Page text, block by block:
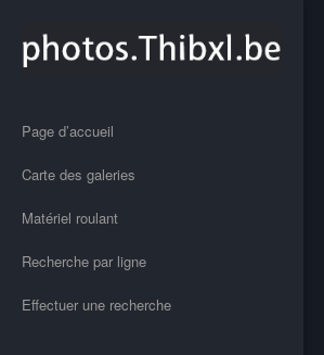
Page d’accueil
Carte des galeries
Matériel roulant
Recherche par ligne
Effectuer une recherche